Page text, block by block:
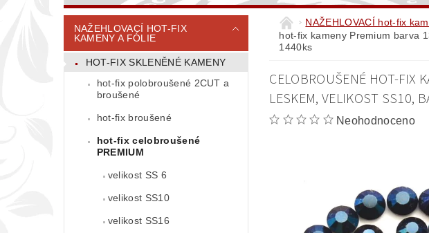
NAŠÍVACÍ KAMÍNKOVÉ ŘETĚZY / ŠTASOVÉ BORTY
VŠE PRO STROJNÍ VYŠÍVÁNÍ - VYSIVACI.CZ ZAKÁZKOVÁ
BAREVNICE KAMENŮ
CENÍK DOPRAVY (NÁKLADŮ EXPEDICE) PLATNÝ OD 14. 1.2025
NAŽEHLOVACÍ HOT-FIX
KAMENY A FÓLIE
HOT-FIX SKLENĚNÉ KAMENY
hot-fix polobroušené 2CUT a
broušené
hot-fix broušené
hot-fix celobroušené
PREMIUM
velikost SS 6
velikost SS10
velikost SS16
NAŽEHLOVACÍ hot-fix
hot-fix kameny Premium barva
1440ks
CELOBROUŠENÉ HOT-FIX
LESKEM, VELIKOST SS10,
Neohodnoceno